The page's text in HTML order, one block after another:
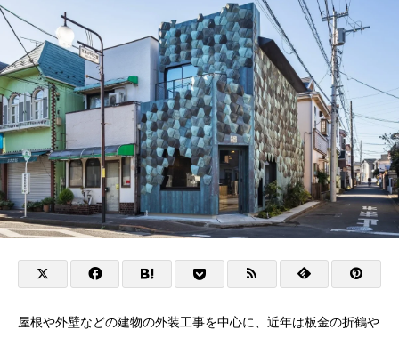
屋根や外壁などの建物の外装工事を中心に、近年は板金の折鶴や